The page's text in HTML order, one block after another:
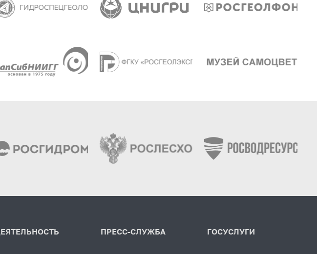
ПРЕСС-СЛУЖБА ГОСУСЛУГИ